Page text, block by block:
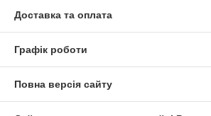
Доставка та оплата
Графік роботи
Повна версія сайту